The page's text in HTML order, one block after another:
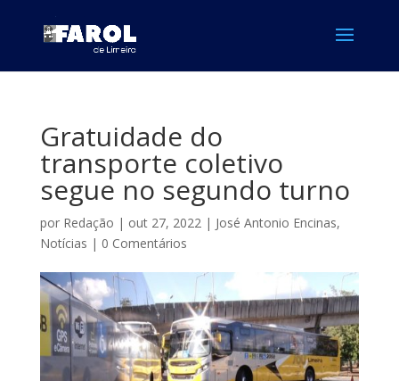
Gratuidade do
transporte coletivo
segue no segundo turno
por Redação | out 27, 2022| José Antonio Encinas,
Notícias | 0 Comentários